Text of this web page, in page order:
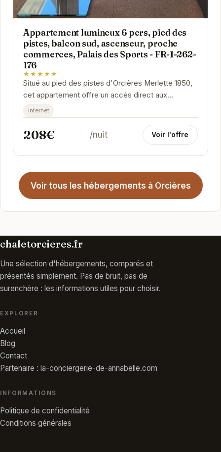
Appartement lumineux 6 pers, pied des
pistes, balcon sud, ascenseur, proche
commerces, Palais des Sports - FR-1-262-
176
★★★★★
Situé au pied des pistes d'Orcières Merlette 1850,
cet appartement offre un accès direct aux
remontées mécaniques et aux joies du ski. Avec
son...
internet
208€ /nuit Voir l'offre
Voir tous les hébergements à Orcières
chaletorcieres.fr
Une sélection d'hébergements, comparés et
présentés simplement. Pas de bruit, pas de
surenchère : les informations utiles pour choisir.
EXPLORER
Accueil
Blog
Contact
Partenaire : la-conciergerie-de-annabelle.com
INFORMATIONS
Politique de confidentialité
Conditions générales